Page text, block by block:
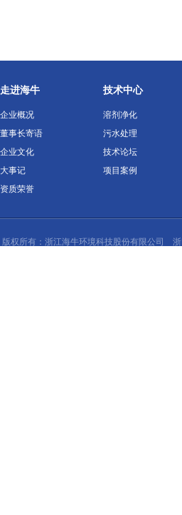
走进海牛
企业概况
董事长寄语
企业文化
大事记
资质荣誉
技术中心
溶剂净化
污水处理
技术论坛
项目案例
版权所有：浙江海牛环境科技股份有限公司